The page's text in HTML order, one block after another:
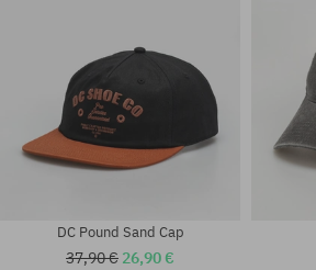
DC Pound Sand Cap
37,90 € 26,90 €